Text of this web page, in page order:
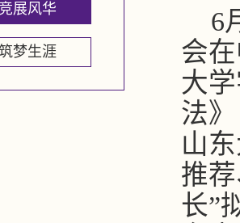
竞展风华
梦生涯
6
会
大
法
山
推
长”